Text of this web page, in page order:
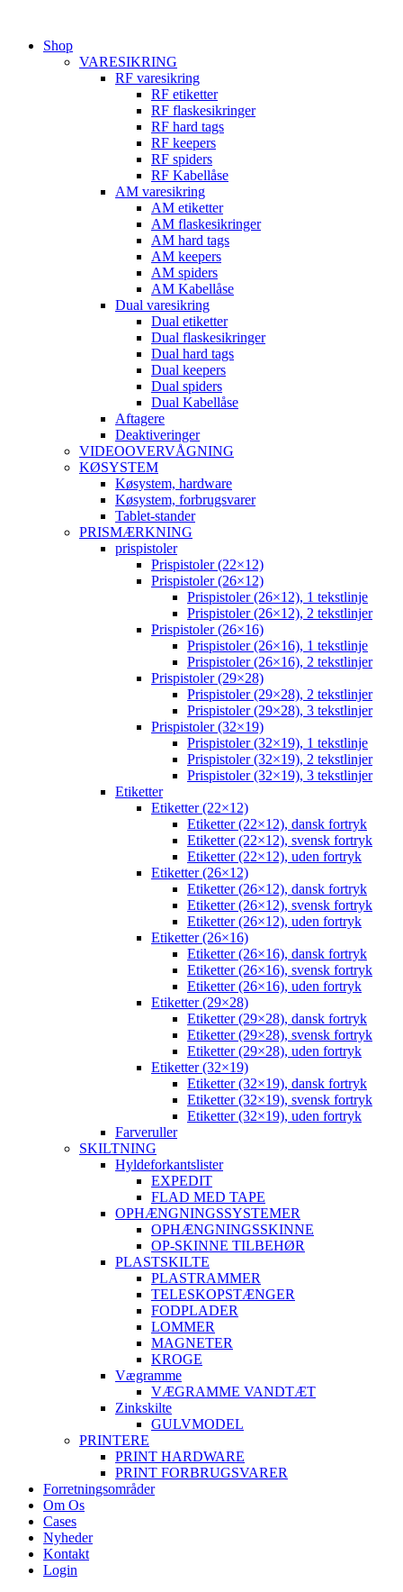
indholdShop
VARESIKRING
RF varesikring
RF etiketter
RF flaskesikringer
RF hard tags
RF keepers
RF spiders
RF Kabellåse
AM varesikring
AM etiketter
AM flaskesikringer
AM hard tags
AM keepers
AM spiders
AM Kabellåse
Dual varesikring
Dual etiketter
Dual flaskesikringer
Dual hard tags
Dual keepers
Dual spiders
Dual Kabellåse
Aftagere
Deaktiveringer
VIDEOOVERVÅGNING
KØSYSTEM
Køsystem, hardware
Køsystem, forbrugsvarer
Tablet-stander
PRISMÆRKNING
prispistoler
Prispistoler (22×12)
Prispistoler (26×12)
Prispistoler (26×12), 1 tekstlinje
Prispistoler (26×12), 2 tekstlinjer
Prispistoler (26×16)
Prispistoler (26×16), 1 tekstlinje
Prispistoler (26×16), 2 tekstlinjer
Prispistoler (29×28)
Prispistoler (29×28), 2 tekstlinjer
Prispistoler (29×28), 3 tekstlinjer
Prispistoler (32×19)
Prispistoler (32×19), 1 tekstlinje
Prispistoler (32×19), 2 tekstlinjer
Prispistoler (32×19), 3 tekstlinjer
Etiketter
Etiketter (22×12)
Etiketter (22×12), dansk fortryk
Etiketter (22×12), svensk fortryk
Etiketter (22×12), uden fortryk
Etiketter (26×12)
Etiketter (26×12), dansk fortryk
Etiketter (26×12), svensk fortryk
Etiketter (26×12), uden fortryk
Etiketter (26×16)
Etiketter (26×16), dansk fortryk
Etiketter (26×16), svensk fortryk
Etiketter (26×16), uden fortryk
Etiketter (29×28)
Etiketter (29×28), dansk fortryk
Etiketter (29×28), svensk fortryk
Etiketter (29×28), uden fortryk
Etiketter (32×19)
Etiketter (32×19), dansk fortryk
Etiketter (32×19), svensk fortryk
Etiketter (32×19), uden fortryk
Farveruller
SKILTNING
Hyldeforkantslister
EXPEDIT
FLAD MED TAPE
OPHÆNGNINGSSYSTEMER
OPHÆNGNINGSSKINNE
OP-SKINNE TILBEHØR
PLASTSKILTE
PLASTRAMMER
TELESKOPSTÆNGER
FODPLADER
LOMMER
MAGNETER
KROGE
Vægramme
VÆGRAMME VANDTÆT
Zinkskilte
GULVMODEL
PRINTERE
PRINT HARDWARE
PRINT FORBRUGSVARER
Forretningsområder
Om Os
Cases
Nyheder
Kontakt
Login